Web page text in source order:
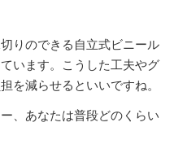
りのできる自立式ビニール
います。こうした工夫やグ
を減らせるといいですね。
、あなたは普段どのくらい